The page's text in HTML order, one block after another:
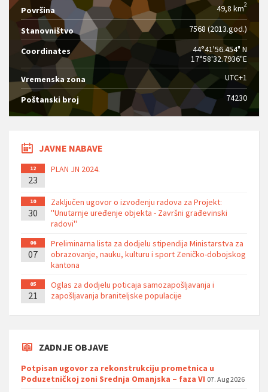
Površina 49,8 km2
Stanovništvo 7568 (2013.god.)
Coordinates
44°41'56.454" N
17°58'32.7936"E
Vremenska zona
UTC+1
Poštanski broj 74230
JAVNE NABAVE
12
23
PLAN JN 2024.
10
30
Zaključen ugovor o izvođenju radova za Projekt:
''Unutarnje uređenje objekta - Završni građevinski
radovi''
06
07
Preliminarna lista za dodjelu stipendija Ministarstva za
obrazovanje, nauku, kulturu i sport Zeničko-dobojskog
kantona
05
21
Oglas za dodjelu poticaja samozapošljavanja i
zapošljavanja braniteljske populacije
ZADNJE OBJAVE
Potpisan ugovor za rekonstrukciju prometnica u
Poduzetničkoj zoni Srednja Omanjska – faza VI 07. Aug 2026